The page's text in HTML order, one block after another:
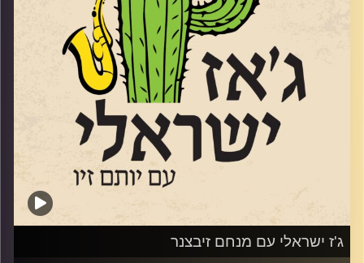
https://youtu.be/zjgy9Sw0c38?si=rOfYz1h-ZgMlzrax
והבחירות המוזיקליות שלו. שוחחנו איתו באולפן על מוזיקה,
על שקט ועל מה שביניהם
רותם בר-אילן
ג'ז ישראלי עם מנחם זיבצנר